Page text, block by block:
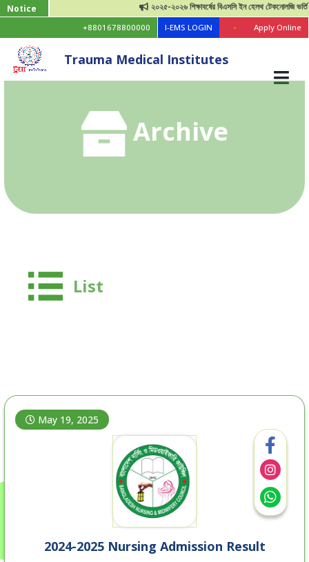
Notice ২০২৫-২০২৬ শিক্ষাবর্ষের বিএসসি ইন হেলথ টেকনোলজি ভর্তি
+8801678800000 I-EMS LOGIN Apply Online
Trauma Medical Institutes
Archive
List
May 19, 2025
2024-2025 Nursing Admission Result